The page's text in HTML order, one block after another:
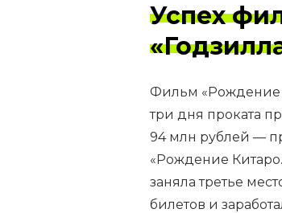
Успех
Фильм «Рождение
три дня проката
94 млн рублей —
«Рождение
заняла третье
билетов и